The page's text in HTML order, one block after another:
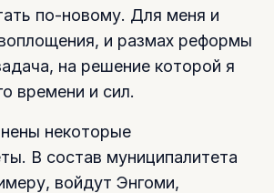
по-новому. Для меня и
и размах реформы
на решение которой я
времени и сил.
некоторые
В состав муниципалитета
войдут Энгоми,